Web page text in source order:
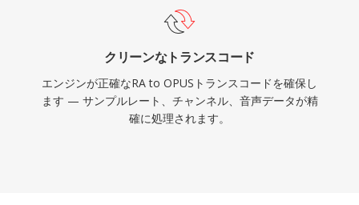
クリーンなトランスコード
エンジンが正確なRA to OPUSトランスコードを確保し
ます — サンプルレート、チャンネル、音声データが精
確に処理されます。